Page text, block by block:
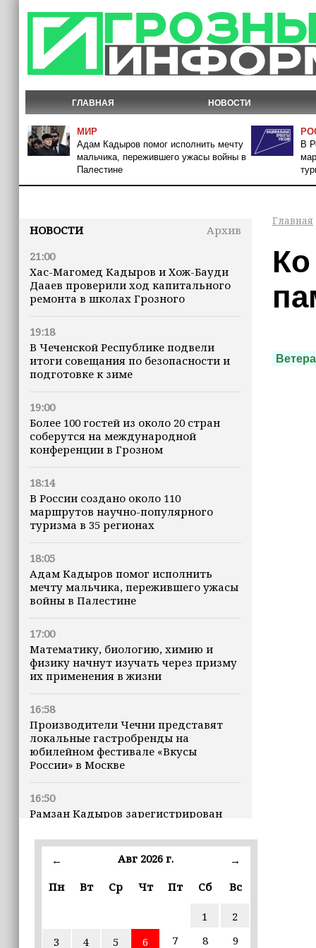
ГЛАВНАЯ НОВОСТИ
МИР
Адам Кадыров помог исполнить мечту
мальчика, пережившего ужасы войны в
Палестине
В
НОВОСТИ
Архив
21:00
Хас-Магомед Кадыров и Хож-Бауди
Дааев проверили ход капитального
ремонта в школах Грозного
19:18
В Чеченской Республике подвели
итоги совещания по безопасности и
подготовке к зиме
19:00
Более 100 гостей из около 20 стран
соберутся на международной
конференции в Грозном
18:14
В России создано около 110
маршрутов научно-популярного
туризма в 35 регионах
18:05
Адам Кадыров помог исполнить
мечту мальчика, пережившего ужасы
войны в Палестине
17:00
Математику, биологию, химию и
физику начнут изучать через призму
их применения в жизни
16:58
Производители Чечни представят
локальные гастробренды на
юбилейном фестивале «Вкусы
России» в Москве
16:50
Рамзан Кадыров зарегистрирован
16:47
землетрясения, рассказала
16:12
← Авг 2026 г.
→
Пн
Вт Ср Чт Пт Сб Вс
1
2
3
4 5 6 7 8
9
Главная